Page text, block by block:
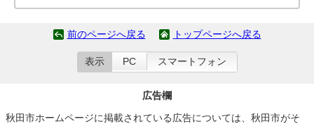
前のページへ戻る トップページへ戻る
表示 PC スマートフォン
広告欄
秋田市ホームページに掲載されている広告については、秋田市がそ